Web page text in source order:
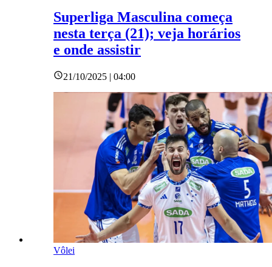
Superliga Masculina começa
nesta terça (21); veja horários
e onde assistir
21/10/2025 | 04:00
Vôlei